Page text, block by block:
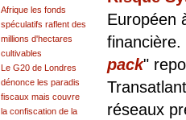
Européen
pack"
réseaux
Afrique les fonds
spéculatifs raflent des
millions d'hectares
cultivables
Le G20 de Londres
dénonce les paradis
fiscaux mais couvre
la confiscation de la